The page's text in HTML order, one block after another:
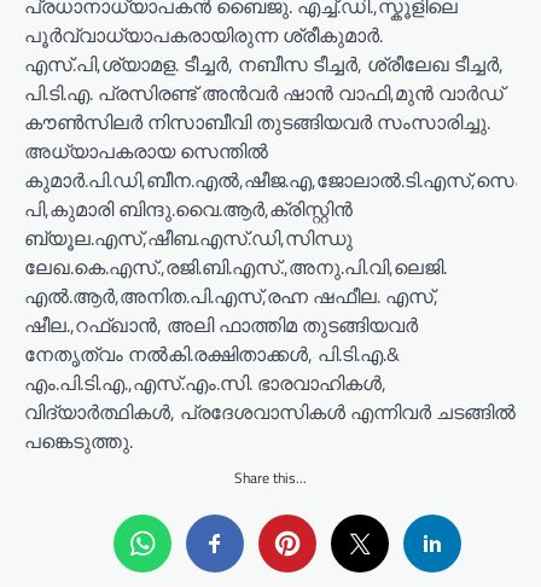
പൂർവ്വാധ്യാപകരായിരുന്ന ശ്രീകുമാർ.
എസ്.പി,ശ്യാമള. ടീച്ചർ, നബീസ ടീച്ചർ, ശ്രീലേഖ ടീച്ചർ,
പി.ടി.എ. പ്രസിരണ്ട് അൻവർ ഷാൻ വാഫി,മുൻ വാർഡ്
കൗൺസിലർ നിസാബീവി തുടങ്ങിയവർ സംസാരിച്ചു.
അധ്യാപകരായ സെന്തിൽ
പി,കുമാരി ബിന്ദു.വൈ.ആർ,ക്രിസ്റ്റിൻ
ബ്യൂല.എസ്,ഷീബ.എസ്.ഡി,സിന്ധു
ലേഖ.കെ.എസ്.,രജി.ബി.എസ്.,അനു.പി.വി,ലെജി.
എൽ.ആർ,അനിത.പി.എസ്,രഹ്ന ഷഫീല. എസ്,
ഷീല.,റഫ്ഖാൻ, അലി ഫാത്തിമ തുടങ്ങിയവർ
നേതൃത്വം നൽകി.രക്ഷിതാക്കൾ, പി.ടി.എ.&
എം.പി.ടി.എ.,എസ്.എം.സി. ഭാരവാഹികൾ,
വിദ്യാർത്ഥികൾ, പ്രദേശവാസികൾ എന്നിവർ ചടങ്ങിൽ
പങ്കെടുത്തു.
Share this...